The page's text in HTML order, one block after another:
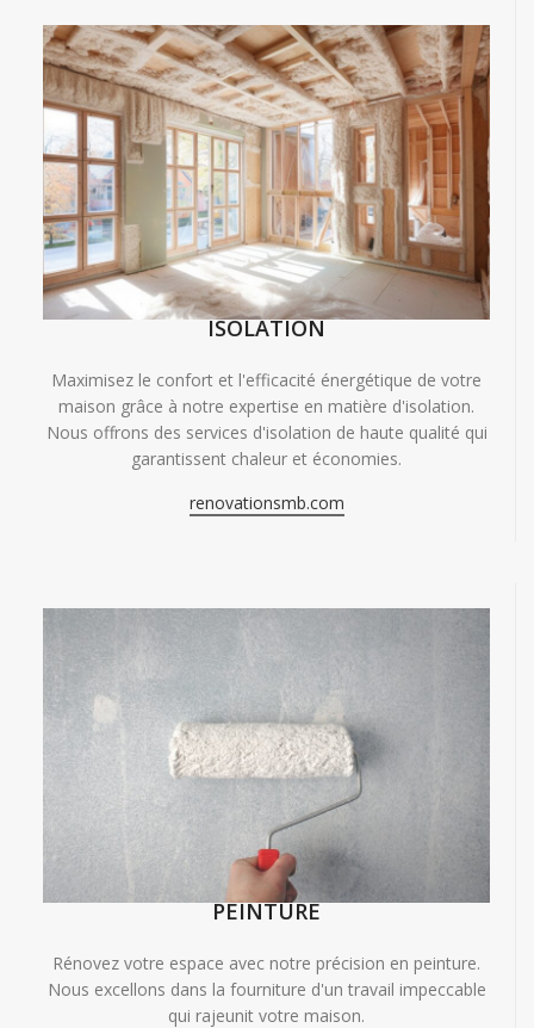
ISOLATION
Maximisez le confort et l'efficacité énergétique de votre
maison grâce à notre expertise en matière d'isolation.
Nous offrons des services d'isolation de haute qualité qui
garantissent chaleur et économies.
renovationsmb.com
PEINTURE
Rénovez votre espace avec notre précision en peinture.
Nous excellons dans la fourniture d'un travail impeccable
qui rajeunit votre maison.